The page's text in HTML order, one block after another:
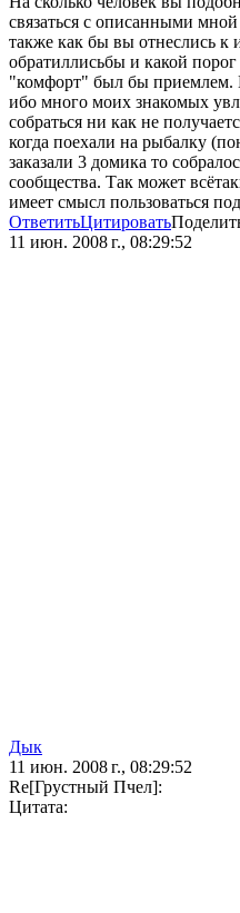
связаться с описанными
также как бы вы отнеслись к
обратиллисьбы и какой
"комфорт" был бы приемлем.
ибо много моих знакомых
собраться ни как не
когда поехали на рыбалку
заказали 3 домика то
сообщества. Так может
имеет смысл пользоваться
ОтветитьЦитировать
11 июн. 2008 г., 08:29:52
Дык
11 июн. 2008 г., 08:29:52
Re[Грустный Пчел]:
Цитата: